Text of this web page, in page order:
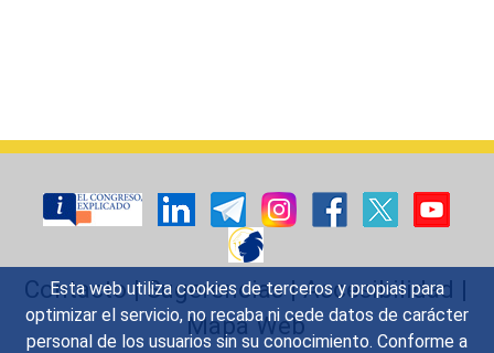
Esta web utiliza cookies de terceros y propias para
optimizar el servicio, no recaba ni cede datos de carácter
personal de los usuarios sin su conocimiento. Conforme a
Contacto|Sugerencias|Accesibilidad |
Mapa Web